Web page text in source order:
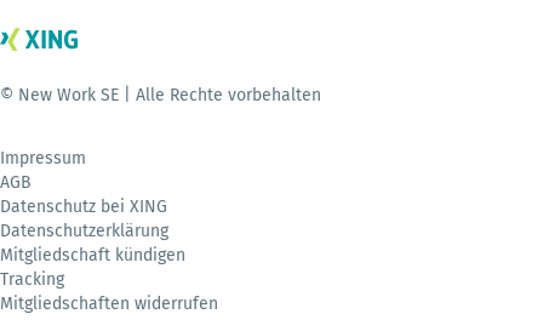
© New Work SE | Alle Rechte vorbehalten
Impressum
AGB
Datenschutz bei XING
Datenschutzerklärung
Mitgliedschaft kündigen
Tracking
Mitgliedschaften widerrufen